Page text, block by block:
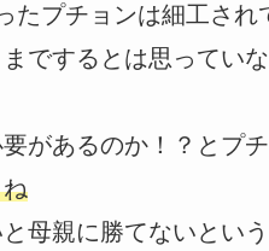
たプチョンは細工さ
でするとは思ってい
があるのか！？とプ
母親に勝てないとい